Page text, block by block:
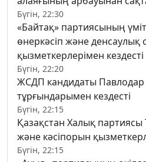
Бүгін, 22:30
«Байтақ» партиясының
өнеркәсіп және денсаулық
қызметкерлерімен кездесті
Бүгін, 22:20
ЖСДП кандидаты
тұрғындарымен кездесті
Бүгін, 22:15
Қазақстан Халық партиясы
және кәсіпорын
Бүгін, 22:15